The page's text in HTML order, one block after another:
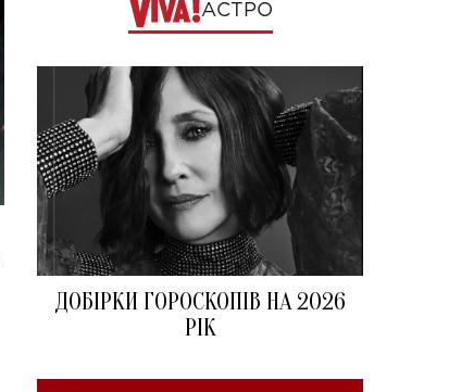
АСТРО
ДОБІРКИ ГОРОСКОПІВ НА 2026
РІК